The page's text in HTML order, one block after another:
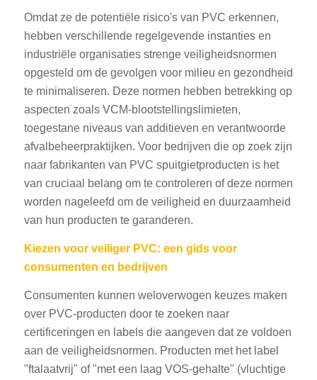
Omdat ze de potentiële risico's van PVC erkennen,
hebben verschillende regelgevende instanties en
industriële organisaties strenge veiligheidsnormen
opgesteld om de gevolgen voor milieu en gezondheid
te minimaliseren. Deze normen hebben betrekking op
aspecten zoals VCM-blootstellingslimieten,
toegestane niveaus van additieven en verantwoorde
afvalbeheerpraktijken. Voor bedrijven die op zoek zijn
naar fabrikanten van PVC spuitgietproducten is het
van cruciaal belang om te controleren of deze normen
worden nageleefd om de veiligheid en duurzaamheid
van hun producten te garanderen.
Kiezen voor veiliger PVC: een gids voor
consumenten en bedrijven
Consumenten kunnen weloverwogen keuzes maken
over PVC-producten door te zoeken naar
certificeringen en labels die aangeven dat ze voldoen
aan de veiligheidsnormen. Producten met het label
"ftalaatvrij" of "met een laag VOS-gehalte" (vluchtige